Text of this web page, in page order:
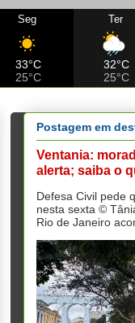
Seg
33°C
25°C
Ter
32°C
25°C
Postagem em
Ventania:
alerta; saiba o
Defesa Civil pede
nesta sexta ©
Rio de Janeiro